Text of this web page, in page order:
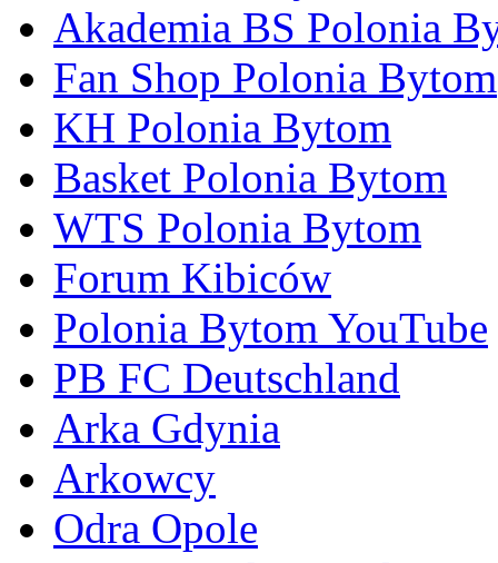
Akademia BS Polonia
Fan Shop Polonia Bytom
KH Polonia Bytom
Basket Polonia Bytom
WTS Polonia Bytom
Forum Kibiców
Polonia Bytom YouTube
PB FC Deutschland
Arka Gdynia
Arkowcy
Odra Opole